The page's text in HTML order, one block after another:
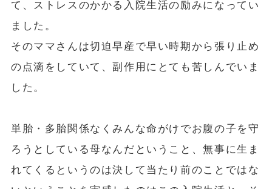
て、ストレスのかかる入院生活の励みになってい
ました。
そのママさんは切迫早産で早い時期から張り止め
の点滴をしていて、副作用にとても苦しんでいま
した。
単胎・多胎関係なくみんな命がけでお腹の子を守
ろうとしている母なんだということ、無事に生ま
れてくるというのは決して当たり前のことではな